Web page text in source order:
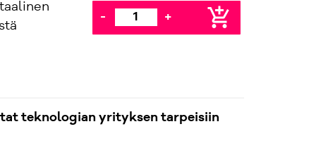
- + add_shopping_cart
teknologian yrityksen tarpeisiin